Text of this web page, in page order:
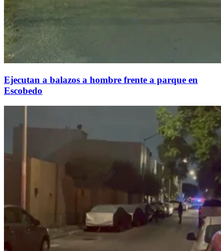
Ejecutan a balazos a hombre frente a parque en
Escobedo